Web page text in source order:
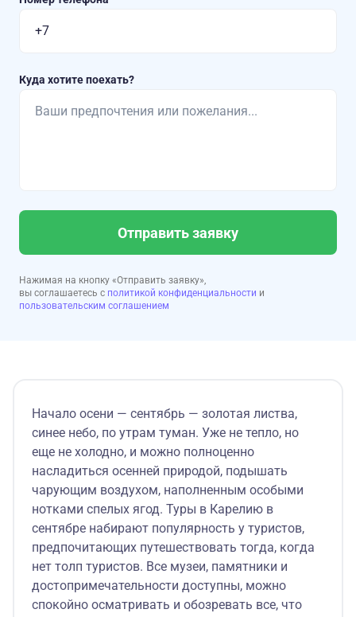
Куда хотите поехать?
Отправить заявку
Нажимая на кнопку «Отправить заявку»,
вы соглашаетесь с политикой конфиденциальности и
пользовательским соглашением
Начало осени — сентябрь — золотая листва,
синее небо, по утрам туман. Уже не тепло, но
еще не холодно, и можно полноценно
насладиться осенней природой, подышать
чарующим воздухом, наполненным особыми
нотками спелых ягод. Туры в Карелию в
сентябре набирают популярность у туристов,
предпочитающих путешествовать тогда, когда
нет толп туристов. Все музеи, памятники и
достопримечательности доступны, можно
спокойно осматривать и обозревать все, что